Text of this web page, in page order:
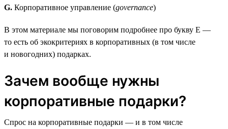
G. Корпоративное управление (governance)
В этом материале мы поговорим подробнее про букву E —
то есть об экокритериях в корпоративных (в том числе
и новогодних) подарках.
Зачем вообще нужны
корпоративные подарки?
Спрос на корпоративные подарки — и в том числе